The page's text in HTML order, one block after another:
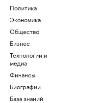
Политика
Экономика
Общество
Бизнес
Технологии и
медиа
Финансы
Биографии
База знаний